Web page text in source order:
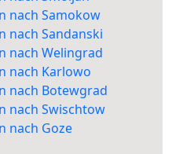
nach Samokow
nach Sandanski
nach Welingrad
nach Karlowo
nach Botewgrad
nach Swischtow
nach Goze